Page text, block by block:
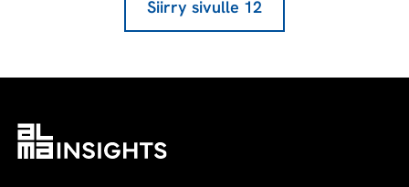
Siirry sivulle 12